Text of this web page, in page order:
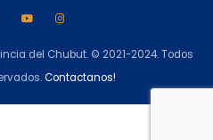
del Chubut. © 2021-2024. Todos
Contactanos!